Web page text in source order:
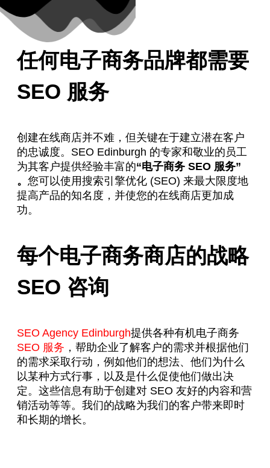
任何电子商务品牌都需要
SEO 服务
创建在线商店并不难，但关键在于建立潜在客户
的忠诚度。SEO Edinburgh 的专家和敬业的员工
为其客户提供经验丰富的“电子商务 SEO 服务”
。 您可以使用搜索引擎优化 (SEO) 来最大限度地
提高产品的知名度，并使您的在线商店更加成
功。
每个电子商务商店的战略
SEO 咨询
SEO Agency Edinburgh提供各种有机电子商务
SEO 服务 ，帮助企业了解客户的需求并根据他们
的需求采取行动，例如他们的想法、他们为什么
以某种方式行事，以及是什么促使他们做出决
定。这些信息有助于创建对 SEO 友好的内容和营
销活动等等。我们的战略为我们的客户带来即时
和长期的增长。